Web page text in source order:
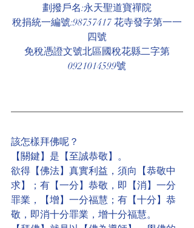
劃撥戶名:永天聖道寶禪院
稅捐統一編號:98757417 花寺發字第一一
四號
免稅憑證文號北區國稅花縣二字第
0921014599號
該怎樣拜佛呢？
【關鍵】是【至誠恭敬】。
欲得【佛法】真實利益，須向【恭敬中
求】；有【一分】恭敬，即【消】一分
罪業，【增】一分福慧；有【十分】恭
敬，即消十分罪業，增十分福慧。